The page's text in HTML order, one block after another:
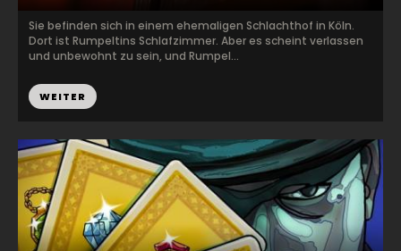
Sie befinden sich in einem ehemaligen Schlachthof in Köln.
Dort ist Rumpeltins Schlafzimmer. Aber es scheint verlassen
und unbewohnt zu sein, und Rumpel...
WEITER